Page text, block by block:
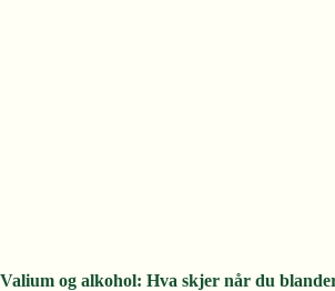
Valium og alkohol: Hva skjer når du